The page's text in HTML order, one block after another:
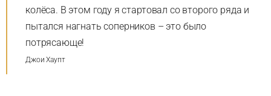
колёса. В этом году я стартовал со второго ряда и
пытался нагнать соперников – это было
потрясающе!
Джои Хаупт